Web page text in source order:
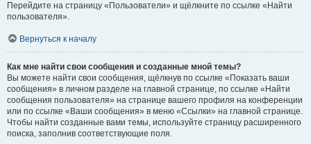
Перейдите на страницу «Пользователи» и щёлкните по ссылке «Найти
пользователя».
Вернуться к началу
Как мне найти свои сообщения и созданные мной темы?
Вы можете найти свои сообщения, щёлкнув по ссылке «Показать ваши
сообщения» в личном разделе на главной странице, по ссылке «Найти
сообщения пользователя» на странице вашего профиля на конференции
или по ссылке «Ваши сообщения» в меню «Ссылки» на главной странице.
Чтобы найти созданные вами темы, используйте страницу расширенного
поиска, заполнив соответствующие поля.